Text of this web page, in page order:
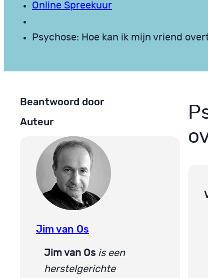
Online Spreekuur
Psychose: Hoe kan ik mijn vriend
Beantwoord door
Auteur
Jim van Os
Jim van Os is een
herstelgerichte